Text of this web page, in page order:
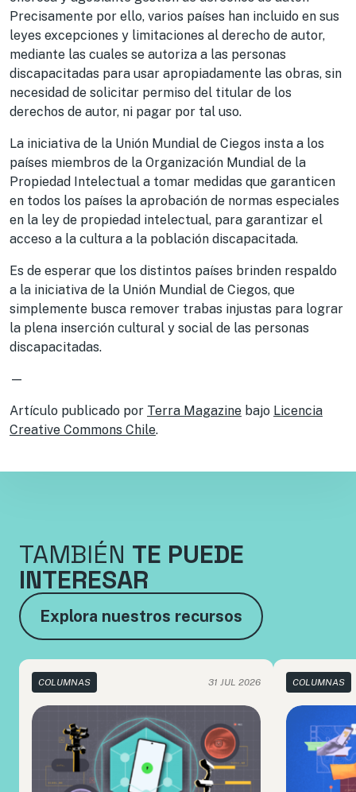
Precisamente por ello, varios países han incluido en sus
leyes excepciones y limitaciones al derecho de autor,
mediante las cuales se autoriza a las personas
discapacitadas para usar apropiadamente las obras, sin
necesidad de solicitar permiso del titular de los
derechos de autor, ni pagar por tal uso.
La iniciativa de la Unión Mundial de Ciegos insta a los
países miembros de la Organización Mundial de la
Propiedad Intelectual a tomar medidas que garanticen
en todos los países la aprobación de normas especiales
en la ley de propiedad intelectual, para garantizar el
acceso a la cultura a la población discapacitada.
Es de esperar que los distintos países brinden respaldo
a la iniciativa de la Unión Mundial de Ciegos, que
simplemente busca remover trabas injustas para lograr
la plena inserción cultural y social de las personas
discapacitadas.
—
Artículo publicado por Terra Magazine bajo Licencia
Creative Commons Chile.
TAMBIÉN TE PUEDE
INTERESAR
Explora nuestros recursos
COLUMNAS 31 JUL 2026 COLUMNAS